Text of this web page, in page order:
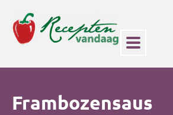
Frambozensaus